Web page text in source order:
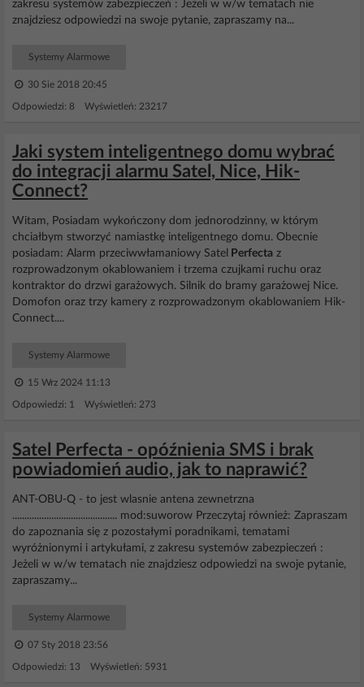
zakresu systemów zabezpieczeń : Jeżeli w w/w tematach nie
znajdziesz odpowiedzi na swoje pytanie, zapraszamy na...
Systemy Alarmowe
30 Sie 2018 20:45
Odpowiedzi: 8 Wyświetleń: 23217
Jaki system inteligentnego domu wybrać
do integracji alarmu Satel, Nice, Hik-
Connect?
Witam, Posiadam wykończony dom jednorodzinny, w którym
chciałbym stworzyć namiastkę inteligentnego domu. Obecnie
posiadam: Alarm przeciwwłamaniowy Satel
Perfecta z
rozprowadzonym okablowaniem i trzema czujkami ruchu oraz
kontraktor do drzwi garażowych. Silnik do bramy garażowej Nice.
Domofon oraz trzy kamery z rozprowadzonym okablowaniem Hik-
Connect....
Systemy Alarmowe
15 Wrz 2024 11:13
Odpowiedzi: 1 Wyświetleń: 273
Satel Perfecta - opóźnienia SMS i brak
powiadomień audio, jak to naprawić?
ANT-OBU-Q - to jest wlasnie antena zewnetrzna
........................................... mod:suworow Przeczytaj również: Zapraszam
do zapoznania się z pozostałymi poradnikami, tematami
wyróżnionymi i artykułami, z zakresu systemów zabezpieczeń :
Jeżeli w w/w tematach nie znajdziesz odpowiedzi na swoje pytanie,
zapraszamy...
Systemy Alarmowe
07 Sty 2018 23:56
Odpowiedzi: 13 Wyświetleń: 5931